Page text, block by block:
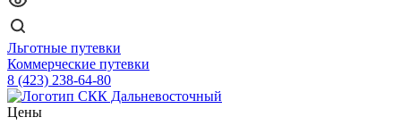
Льготные путевки
Коммерческие путевки
8 (423) 238-64-80
Цены